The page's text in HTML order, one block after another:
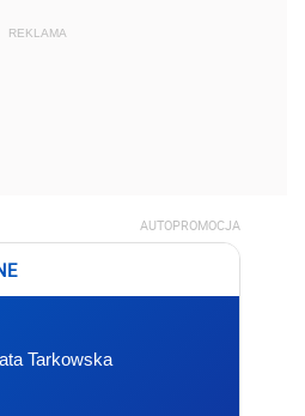
REKLAMA
AUTOPROMOCJA
Tarkowska